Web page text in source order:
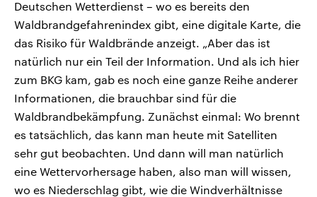
Deutschen Wetterdienst – wo es bereits den
Waldbrandgefahrenindex gibt, eine digitale Karte, die
das Risiko für Waldbrände anzeigt. „Aber das ist
natürlich nur ein Teil der Information. Und als ich hier
zum BKG kam, gab es noch eine ganze Reihe anderer
Informationen, die brauchbar sind für die
Waldbrandbekämpfung. Zunächst einmal: Wo brennt
es tatsächlich, das kann man heute mit Satelliten
sehr gut beobachten. Und dann will man natürlich
eine Wettervorhersage haben, also man will wissen,
wo es Niederschlag gibt, wie die Windverhältnisse